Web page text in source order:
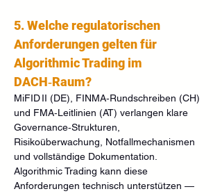
5. Welche regulatorischen
Anforderungen gelten für
Algorithmic Trading im
DACH‑Raum?
MiFID II (DE), FINMA‑Rundschreiben (CH)
und FMA‑Leitlinien (AT) verlangen klare
Governance‑Strukturen,
Risikoüberwachung, Notfallmechanismen
und vollständige Dokumentation.
Algorithmic Trading kann diese
Anforderungen technisch unterstützen —